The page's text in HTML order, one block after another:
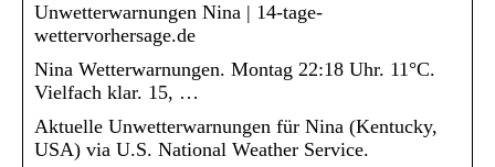
Unwetterwarnungen Nina | 14-tage-
wettervorhersage.de
Nina Wetterwarnungen. Montag 22:18 Uhr. 11°C.
Vielfach klar. 15, …
Aktuelle Unwetterwarnungen für Nina (Kentucky,
USA) via U.S. National Weather Service.